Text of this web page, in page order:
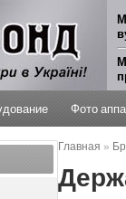
Фото
Главная »